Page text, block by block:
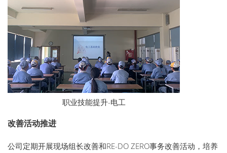
职业技能提升-电工
改善活动推进
公司定期开展现场组长改善和RE-DO ZERO事务改善活动，培养